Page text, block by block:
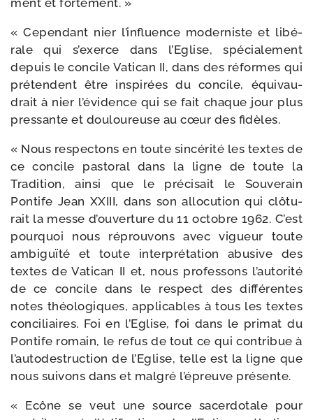
ment et fortement. »
« Cependant nier l’influence moder­niste et libé­
rale qui s’exerce dans l’Eglise, spé­cia­le­ment
depuis le concile Vatican II, dans des réformes qui
pré­tendent être ins­pi­rées du concile, équi­vau­
drait à nier l’évidence qui se fait chaque jour plus
pres­sante et dou­lou­reuse au cœur des fidèles.
« Nous res­pec­tons en toute sin­cé­ri­té les textes de
ce concile pas­to­ral dans la ligne de toute la
Tradition, ain­si que le pré­ci­sait le Souverain
Pontife Jean XXIII, dans son allo­cu­tion qui clô­tu­
rait la messe d’ouverture du 11 octobre 1962. C’est
pour­quoi nous réprou­vons avec vigueur toute
ambi­guï­té et toute inter­pré­ta­tion abu­sive des
textes de Vatican II et, nous pro­fes­sons l’autorité
de ce concile dans le res­pect des dif­fé­rentes
notes théo­lo­giques, appli­cables à tous les textes
conci­liaires. Foi en l’Eglise, foi dans le pri­mat du
Pontife romain, le refus de tout ce qui contri­bue à
l’autodestruction de l’Eglise, telle est la ligne que
nous sui­vons dans et mal­gré l’épreuve présente.
« Ecône se veut une source sacer­do­tale pour